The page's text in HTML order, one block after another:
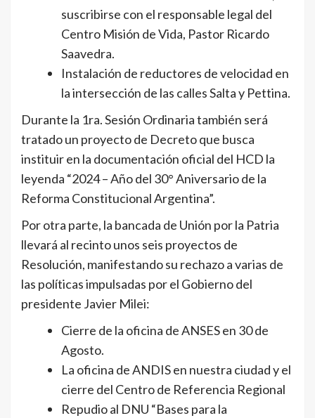
suscribirse con el responsable legal del
Centro Misión de Vida, Pastor Ricardo
Saavedra.
Instalación de reductores de velocidad en
la intersección de las calles Salta y Pettina.
Durante la 1ra. Sesión Ordinaria también será
tratado un proyecto de Decreto que busca
instituir en la documentación oficial del HCD la
leyenda “2024 – Año del 30° Aniversario de la
Reforma Constitucional Argentina”.
Por otra parte, la bancada de Unión por la Patria
llevará al recinto unos seis proyectos de
Resolución, manifestando su rechazo a varias de
las políticas impulsadas por el Gobierno del
presidente Javier Milei:
Cierre de la oficina de ANSES en 30 de
Agosto.
La oficina de ANDIS en nuestra ciudad y el
cierre del Centro de Referencia Regional
Repudio al DNU “Bases para la